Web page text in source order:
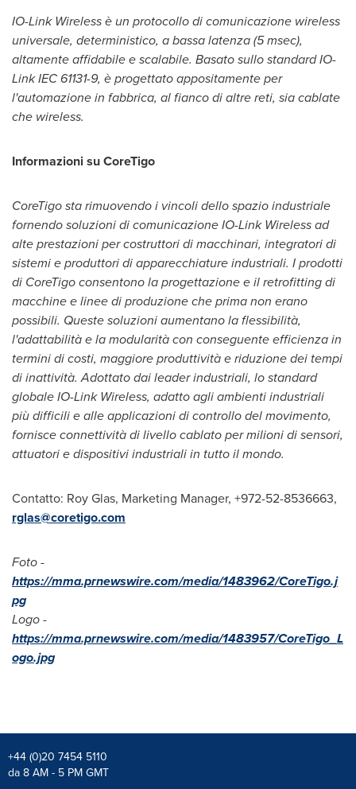
IO-Link Wireless è un protocollo di comunicazione wireless
universale, deterministico, a bassa latenza (5 msec),
altamente affidabile e scalabile. Basato sullo standard IO-
Link IEC 61131-9, è progettato appositamente per
l'automazione in fabbrica, al fianco di altre reti, sia cablate
che wireless.
Informazioni su CoreTigo
CoreTigo sta rimuovendo i vincoli dello spazio industriale
fornendo soluzioni di comunicazione IO-Link Wireless ad
alte prestazioni per costruttori di macchinari, integratori di
sistemi e produttori di apparecchiature industriali. I prodotti
di CoreTigo consentono la progettazione e il retrofitting di
macchine e linee di produzione che prima non erano
possibili. Queste soluzioni aumentano la flessibilità,
l'adattabilità e la modularità con conseguente efficienza in
termini di costi, maggiore produttività e riduzione dei tempi
di inattività. Adottato dai leader industriali, lo standard
globale IO-Link Wireless, adatto agli ambienti industriali
più difficili e alle applicazioni di controllo del movimento,
fornisce connettività di livello cablato per milioni di sensori,
attuatori e dispositivi industriali in tutto il mondo.
Contatto: Roy Glas, Marketing Manager, +972-52-8536663,
rglas@coretigo.com
Foto -
https://mma.prnewswire.com/media/1483962/CoreTigo.j
pg
Logo -
https://mma.prnewswire.com/media/1483957/CoreTigo_L
ogo.jpg
+44 (0)20 7454 5110
da 8 AM - 5 PM GMT